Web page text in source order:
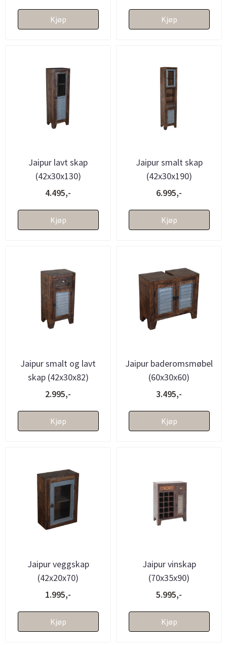
Kjøp Kjøp
Jaipur lavt skap
(42x30x130)
4.495,-
Kjøp
Jaipur smalt skap
(42x30x190)
6.995,-
Kjøp
Jaipur smalt og lavt
skap (42x30x82)
2.995,-
Kjøp
Jaipur baderomsmøbel
(60x30x60)
3.495,-
Kjøp
Jaipur veggskap
(42x20x70)
1.995,-
Kjøp
Jaipur vinskap
(70x35x90)
5.995,-
Kjøp